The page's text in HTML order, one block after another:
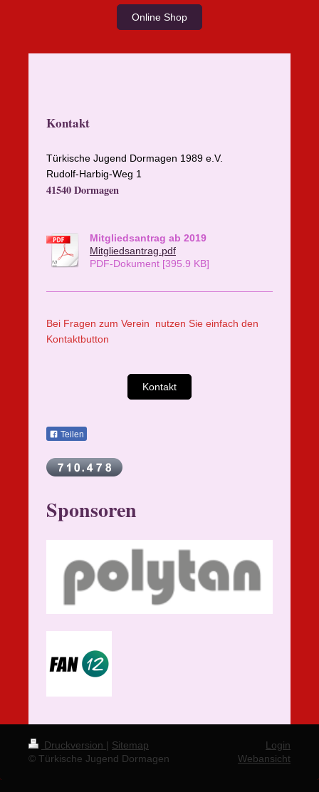
Online Shop
Kontakt
Türkische Jugend Dormagen 1989 e.V.
Rudolf-Harbig-Weg 1
41540 Dormagen
Mitgliedsantrag ab 2019
Mitgliedsantrag.pdf
PDF-Dokument [395.9 KB]
Bei Fragen zum Verein nutzen Sie einfach den
Kontaktbutton
Kontakt
Teilen
Sponsoren
Druckversion | Sitemap
© Türkische Jugend Dormagen
Login
Webansicht